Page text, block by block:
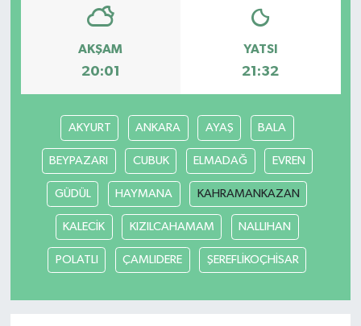
AKŞAM
20:01
YATSI
21:32
AKYURT ANKARA AYAŞ BALA
BEYPAZARI CUBUK ELMADAĞ EVREN
GÜDÜL HAYMANA KAHRAMANKAZAN
KALECİK KIZILCAHAMAM NALLIHAN
POLATLI ÇAMLIDERE ŞEREFLİKOÇHİSAR